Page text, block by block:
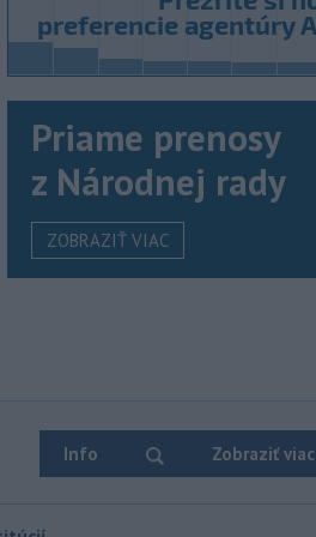
Priame prenosy
z Národnej rady
ZOBRAZIŤ VIAC
Info Zobraziť viac